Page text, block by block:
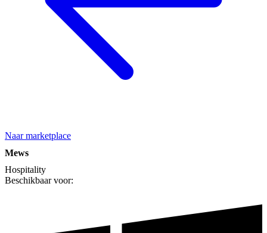
Naar marketplace
Mews
Hospitality
Beschikbaar voor: